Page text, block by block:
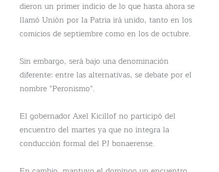
dieron un primer indicio de lo que hasta ahora se
llamó Unión por la Patria irá unido, tanto en los
comicios de septiembre como en los de octubre.
Sin embargo, será bajo una denominación
diferente: entre las alternativas, se debate por el
nombre “Peronismo”.
El gobernador Axel Kicillof no participó del
encuentro del martes ya que no integra la
conducción formal del PJ bonaerense.